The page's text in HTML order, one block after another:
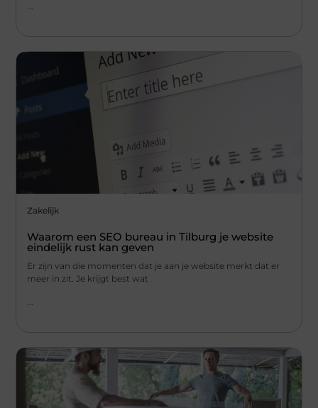
...
Zakelijk
Waarom een SEO bureau in Tilburg je website
eindelijk rust kan geven
Er zijn van die momenten dat je aan je website merkt dat er
meer in zit. Je krijgt best wat